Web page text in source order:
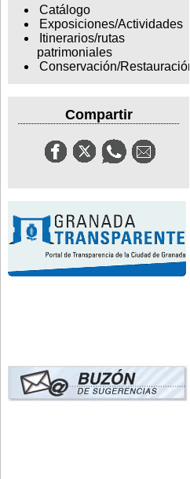
Catálogo
Exposiciones/Actividades
Itinerarios/rutas
patrimoniales
Conservación/Restauración
Compartir